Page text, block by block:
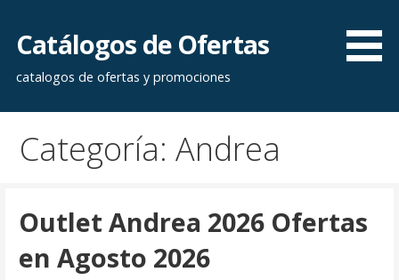
contenido
Catálogos de Ofertas
catalogos de ofertas y promociones
Categoría: Andrea
Outlet Andrea 2026 Ofertas
en Agosto 2026